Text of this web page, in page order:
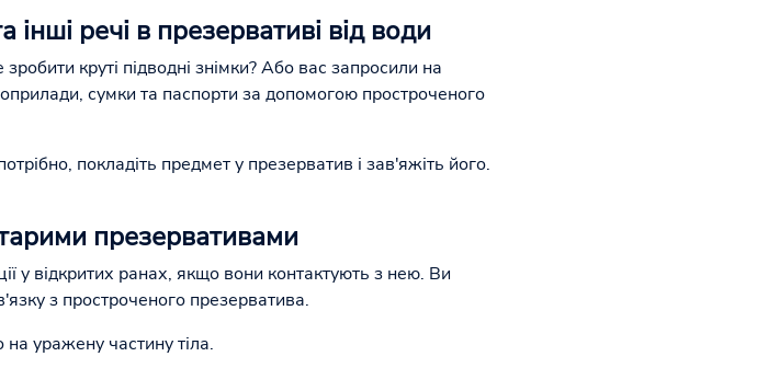
інші речі в презервативі від води
круті підводні знімки? Або вас запросили на
сумки та паспорти за допомогою простроченого
покладіть предмет у презерватив і зав'яжіть його.
презервативами
у відкритих ранах, якщо вони контактують з нею. Ви
з простроченого презерватива.
на уражену частину тіла.